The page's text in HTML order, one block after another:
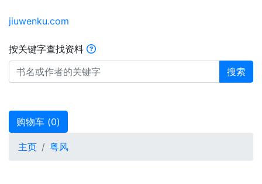
jiuwenku.com
按关键字查找资料
搜索
购物车 (0)
主页 粤风